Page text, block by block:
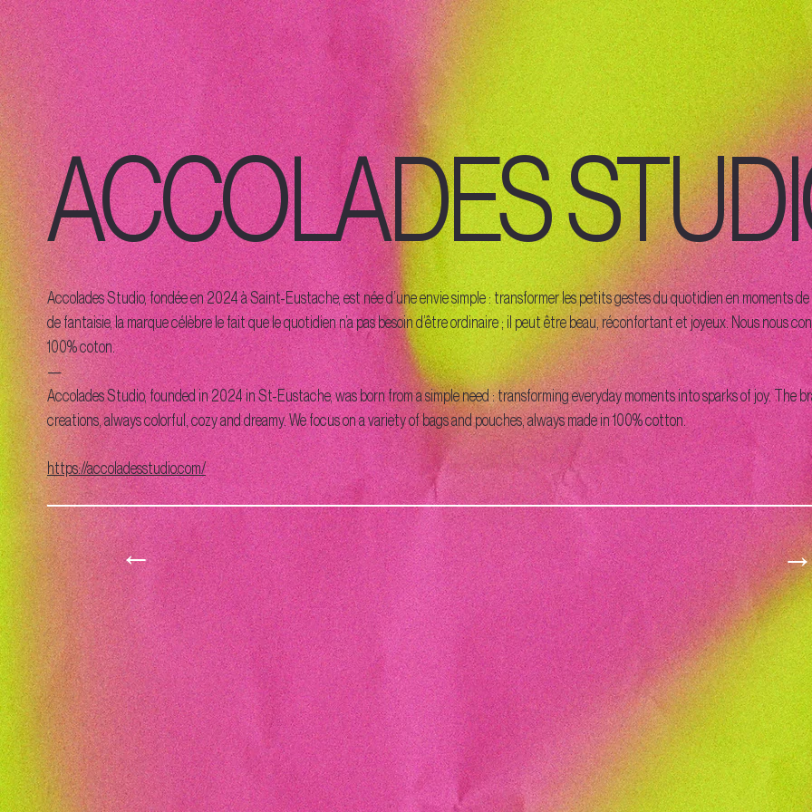
ACCOLADES
Accolades Studio, fondée en 2024 à Saint-Eustache, est née d’une envie simple : transformer les petits gestes du quotidien en moments
de fantaisie, la marque célèbre le fait que le quotidien n’a pas besoin d’être ordinaire ; il peut être beau, réconfortant et joyeux. Nous nous
100% coton.
—
Accolades Studio, founded in 2024 in St-Eustache, was born from a simple need : transforming everyday moments into sparks of joy.
creations, always colorful, cozy and dreamy. We focus on a variety of bags and pouches, always made in 100% cotton.
https://accoladesstudio.com/
←